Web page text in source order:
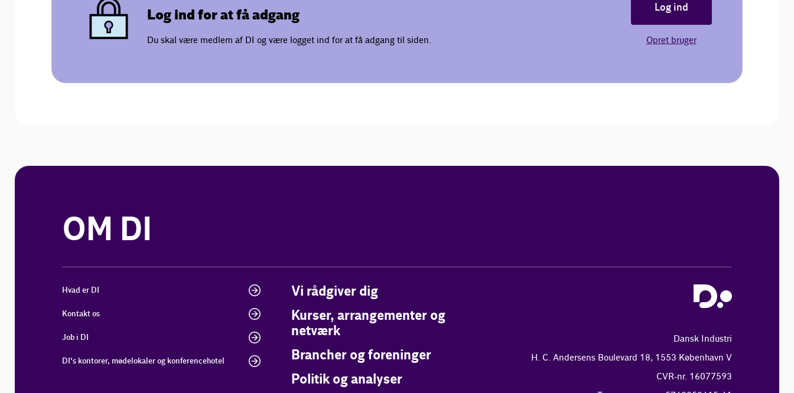
Log ind for at få adgang
Du skal være medlem af DI og være logget ind for at få adgang til siden.
Log ind
Opret bruger
OM DI
Hvad er DI
Kontakt os
Job i DI
DI's kontorer, mødelokaler og konferencehotel
Vi rådgiver dig
Kurser, arrangementer og
netværk
Brancher og foreninger
Politik og analyser
Dansk Industri
H. C. Andersens Boulevard 18, 1553 København V
CVR-nr. 16077593